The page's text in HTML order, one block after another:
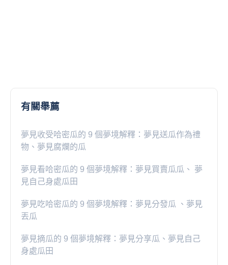
有關舉薦
夢見收受哈密瓜的 9 個夢境解釋：夢見送瓜作為禮
物、夢見腐爛的瓜
夢見看哈密瓜的 9 個夢境解釋：夢見買賣瓜瓜、 夢
見自己身處瓜田
夢見吃哈密瓜的 9 個夢境解釋：夢見分發瓜 、夢見
丟瓜
夢見摘瓜的 9 個夢境解釋：夢見分享瓜、夢見自己
身處瓜田